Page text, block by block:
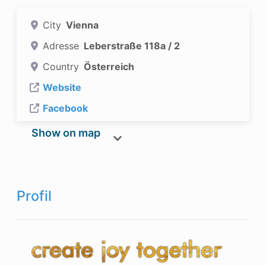
City Vienna
Adresse Leberstraße 118a / 2
Country Österreich
Website
Facebook
Show on map
Profil